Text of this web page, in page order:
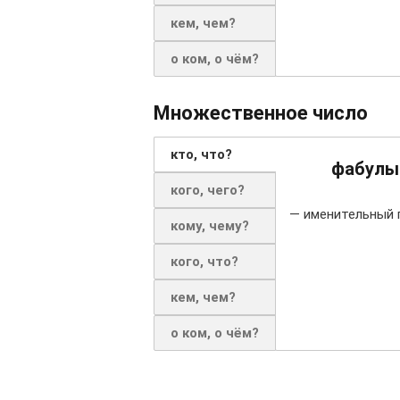
кем, чем?
о ком, о чём?
Множественное число
кто, что?
кого, чего?
кому, чему?
кого, что?
кем, чем?
о ком, о чём?
фабулы
— именительный